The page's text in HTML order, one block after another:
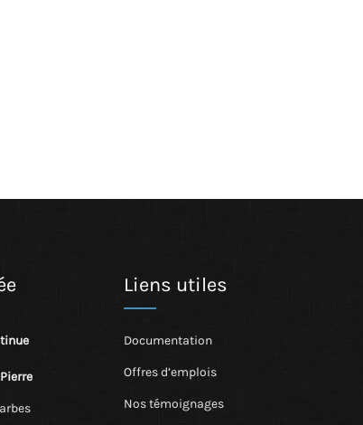
Liens utiles
Documentation
Offres d’emplois
Nos témoignages